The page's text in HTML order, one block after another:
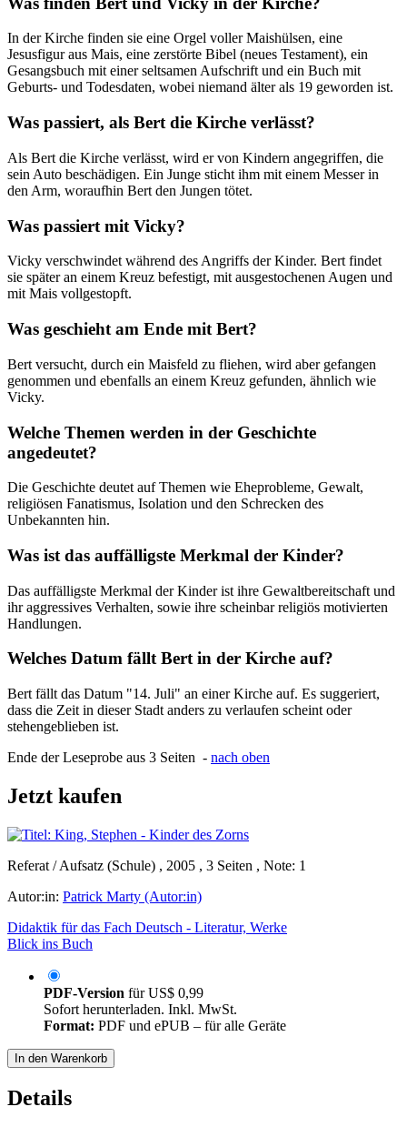
In der Kirche finden sie eine Orgel voller Maishülsen, eine
Jesusfigur aus Mais, eine zerstörte Bibel (neues Testament), ein
Gesangsbuch mit einer seltsamen Aufschrift und ein Buch mit
Geburts- und Todesdaten, wobei niemand älter als 19 geworden ist.
Was passiert, als Bert die Kirche verlässt?
Als Bert die Kirche verlässt, wird er von Kindern angegriffen, die
sein Auto beschädigen. Ein Junge sticht ihm mit einem Messer in
den Arm, woraufhin Bert den Jungen tötet.
Was passiert mit Vicky?
Vicky verschwindet während des Angriffs der Kinder. Bert findet
sie später an einem Kreuz befestigt, mit ausgestochenen Augen und
mit Mais vollgestopft.
Was geschieht am Ende mit Bert?
Bert versucht, durch ein Maisfeld zu fliehen, wird aber gefangen
genommen und ebenfalls an einem Kreuz gefunden, ähnlich wie
Vicky.
Welche Themen werden in der Geschichte
angedeutet?
Die Geschichte deutet auf Themen wie Eheprobleme, Gewalt,
religiösen Fanatismus, Isolation und den Schrecken des
Unbekannten hin.
Was ist das auffälligste Merkmal der Kinder?
Das auffälligste Merkmal der Kinder ist ihre Gewaltbereitschaft und
ihr aggressives Verhalten, sowie ihre scheinbar religiös motivierten
Handlungen.
Welches Datum fällt Bert in der Kirche auf?
Bert fällt das Datum "14. Juli" an einer Kirche auf. Es suggeriert,
dass die Zeit in dieser Stadt anders zu verlaufen scheint oder
stehengeblieben ist.
Ende der Leseprobe aus 3 Seiten - nach oben
Jetzt kaufen
Referat / Aufsatz (Schule) , 2005 , 3 Seiten , Note: 1
Autor:in: Patrick Marty (Autor:in)
Didaktik für das Fach Deutsch - Literatur, Werke
Blick ins Buch
PDF-Version fürUS$ 0,99
Sofort herunterladen. Inkl. MwSt.
Format: PDF und ePUB – für alle Geräte
In den Warenkorb
Details